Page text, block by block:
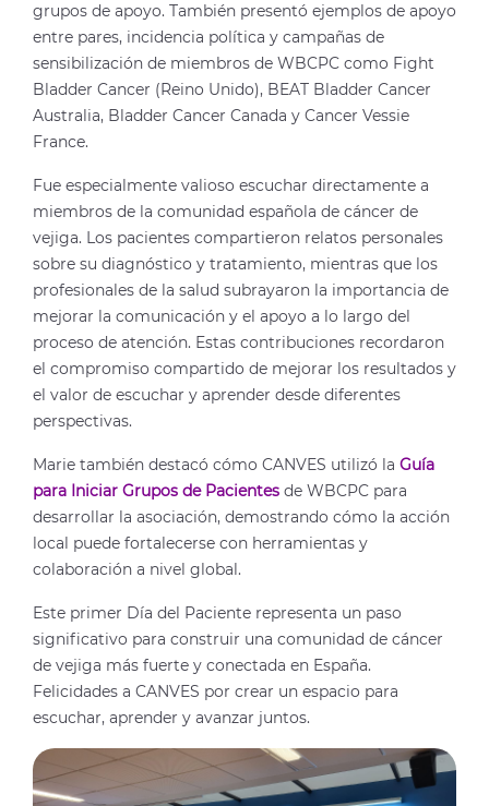
grupos de apoyo. También presentó ejemplos de apoyo
entre pares, incidencia política y campañas de
sensibilización de miembros de WBCPC como Fight
Bladder Cancer (Reino Unido), BEAT Bladder Cancer
Australia, Bladder Cancer Canada y Cancer Vessie
France.
Fue especialmente valioso escuchar directamente a
miembros de la comunidad española de cáncer de
vejiga. Los pacientes compartieron relatos personales
sobre su diagnóstico y tratamiento, mientras que los
profesionales de la salud subrayaron la importancia de
mejorar la comunicación y el apoyo a lo largo del
proceso de atención. Estas contribuciones recordaron
el compromiso compartido de mejorar los resultados y
el valor de escuchar y aprender desde diferentes
perspectivas.
Marie también destacó cómo CANVES utilizó la Guía
para Iniciar Grupos de Pacientes de WBCPC para
desarrollar la asociación, demostrando cómo la acción
local puede fortalecerse con herramientas y
colaboración a nivel global.
Este primer Día del Paciente representa un paso
significativo para construir una comunidad de cáncer
de vejiga más fuerte y conectada en España.
Felicidades a CANVES por crear un espacio para
escuchar, aprender y avanzar juntos.